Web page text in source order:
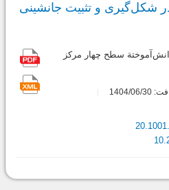
شکل‌گیری و تثبیت جانشینی
سطح چهار مرکز
06/30